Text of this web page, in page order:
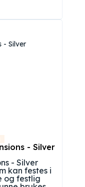
- Silver
- Silver
kan festes i
og festlig